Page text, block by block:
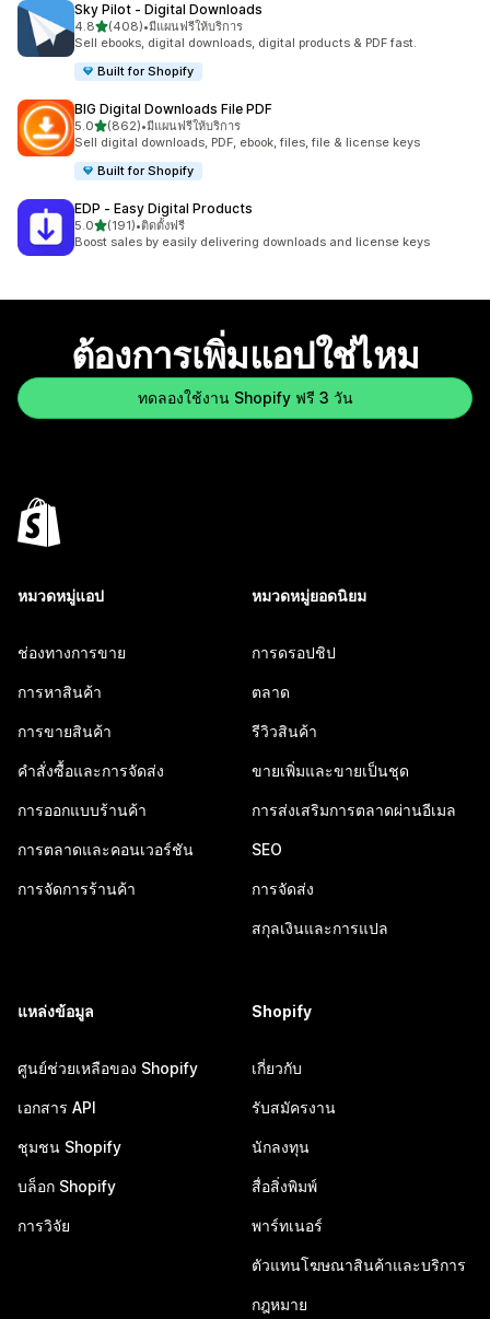
Sky Pilot ‑ Digital Downloads
4.8เต็ม 5 ดาว
(408)
ทั้งหมด 408 รีวิว
•มีแผนฟรีให้บริการ
Sell ebooks, digital downloads, digital products & PDF fast.
Built for Shopify
BIG Digital Downloads File PDF
5.0เต็ม 5 ดาว
(862)
ทั้งหมด 862 รีวิว
•มีแผนฟรีให้บริการ
Sell digital downloads, PDF, ebook, files, file & license keys
Built for Shopify
EDP ‑ Easy Digital Products
5.0เต็ม 5 ดาว
(191)
ทั้งหมด 191 รีวิว
•ติดตั้งฟรี
Boost sales by easily delivering downloads and license keys
ต้องการเพิ่มแอปใช่ไหม
ทดลองใช้งาน Shopify ฟรี 3 วัน
หมวดหมู่แอป
ช่องทางการขาย
การหาสินค้า
การขายสินค้า
คำสั่งซื้อและการจัดส่ง
การออกแบบร้านค้า
การตลาดและคอนเวอร์ชัน
การจัดการร้านค้า
หมวดหมู่ยอดนิยม
การดรอปชิป
ตลาด
รีวิวสินค้า
ขายเพิ่มและขายเป็นชุด
การส่งเสริมการตลาดผ่านอีเมล
SEO
การจัดส่ง
สกุลเงินและการแปล
แหล่งข้อมูล
ศูนย์ช่วยเหลือของ Shopify
เอกสาร API
ชุมชน Shopify
บล็อก Shopify
การวิจัย
Shopify
เกี่ยวกับ
รับสมัครงาน
นักลงทุน
สื่อสิ่งพิมพ์
พาร์ทเนอร์
ตัวแทนโฆษณาสินค้าและบริการ
กฎหมาย